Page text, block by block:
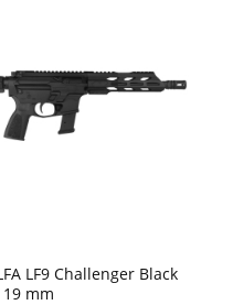
LF9 Challenger Black
mm